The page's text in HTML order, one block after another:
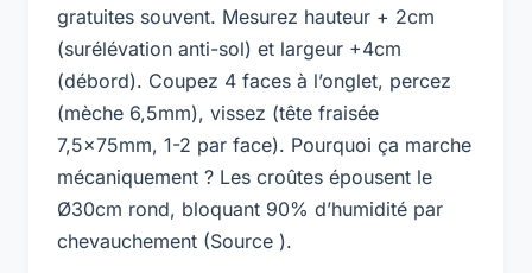
gratuites souvent. Mesurez hauteur + 2cm
(surélévation anti-sol) et largeur +4cm
(débord). Coupez 4 faces à l’onglet, percez
(mèche 6,5mm), vissez (tête fraisée
7,5x75mm, 1-2 par face). Pourquoi ça marche
mécaniquement ? Les croûtes épousent le
Ø30cm rond, bloquant 90% d’humidité par
chevauchement (Source ).